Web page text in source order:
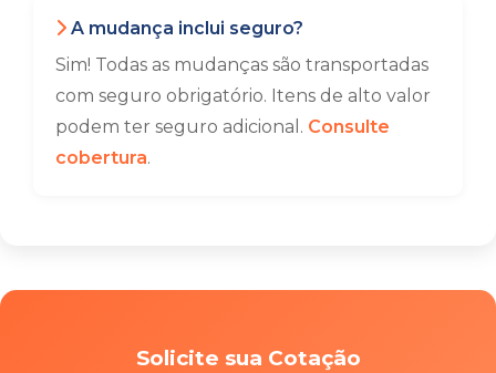
A mudança inclui seguro?
Sim! Todas as mudanças são transportadas
com seguro obrigatório. Itens de alto valor
podem ter seguro adicional. Consulte
cobertura.
Solicite sua Cotação